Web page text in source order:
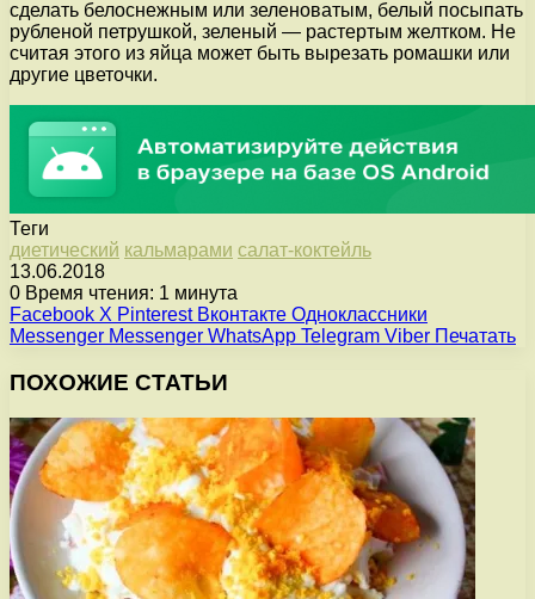
сделать белоснежным или зеленоватым, белый посыпать
рубленой петрушкой, зеленый — растертым желтком. Не
считая этого из яйца может быть вырезать ромашки или
другие цветочки.
Теги
диетический кальмарами салат-коктейль
13.06.2018
0 Время чтения: 1 минута
Facebook X Pinterest Вконтакте Одноклассники
Messenger Messenger WhatsApp Telegram Viber Печатать
ПОХОЖИЕ СТАТЬИ